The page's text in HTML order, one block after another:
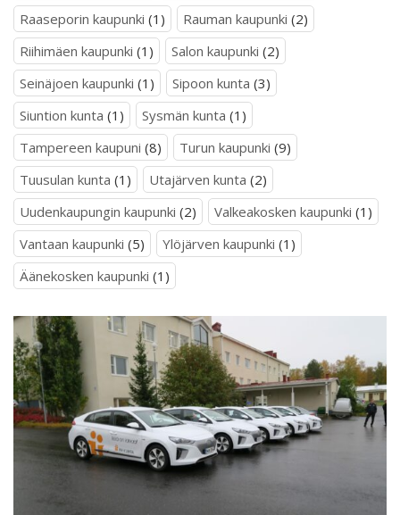
Raaseporin kaupunki (1) Rauman kaupunki (2)
Riihimäen kaupunki (1) Salon kaupunki (2)
Seinäjoen kaupunki (1) Sipoon kunta (3)
Siuntion kunta (1) Sysmän kunta (1)
Tampereen kaupuni (8) Turun kaupunki (9)
Tuusulan kunta (1) Utajärven kunta (2)
Uudenkaupungin kaupunki (2) Valkeakosken kaupunki (1)
Vantaan kaupunki (5) Ylöjärven kaupunki (1)
Äänekosken kaupunki (1)